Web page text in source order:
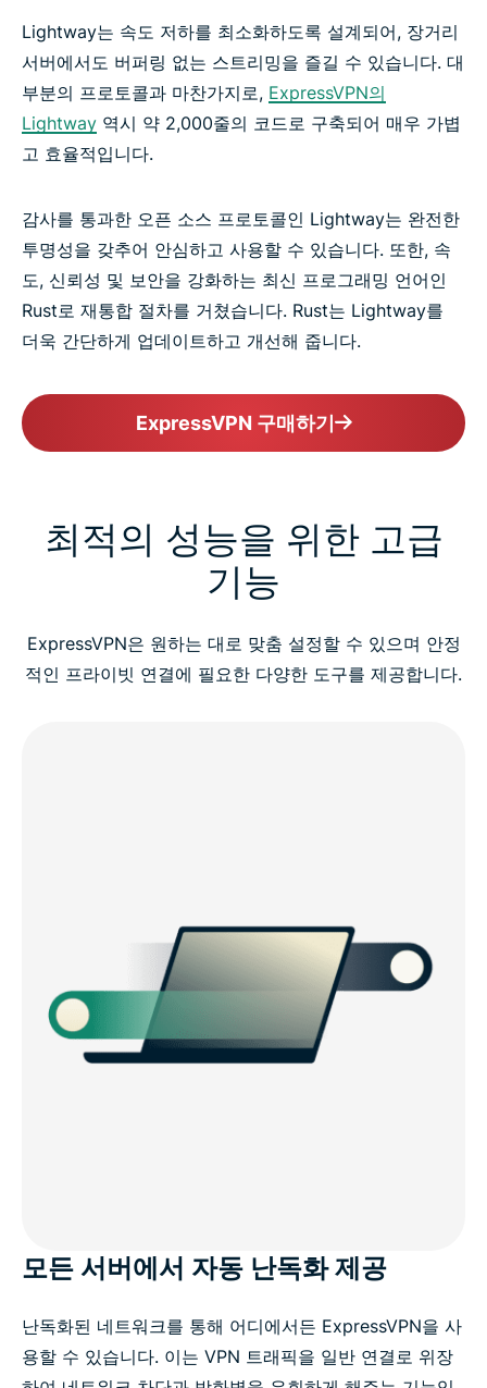
Lightway는 속도 저하를 최소화하도록 설계되어, 장거리
서버에서도 버퍼링 없는 스트리밍을 즐길 수 있습니다. 대
부분의 프로토콜과 마찬가지로, ExpressVPN의
Lightway 역시 약 2,000줄의 코드로 구축되어 매우 가볍
고 효율적입니다.
감사를 통과한 오픈 소스 프로토콜인 Lightway는 완전한
투명성을 갖추어 안심하고 사용할 수 있습니다. 또한, 속
도, 신뢰성 및 보안을 강화하는 최신 프로그래밍 언어인
Rust로 재통합 절차를 거쳤습니다. Rust는 Lightway를
더욱 간단하게 업데이트하고 개선해 줍니다.
ExpressVPN 구매하기
최적의 성능을 위한 고급
기능
ExpressVPN은 원하는 대로 맞춤 설정할 수 있으며 안정
적인 프라이빗 연결에 필요한 다양한 도구를 제공합니다.
모든 서버에서 자동 난독화 제공
난독화된 네트워크를 통해 어디에서든 ExpressVPN을 사
용할 수 있습니다. 이는 VPN 트래픽을 일반 연결로 위장